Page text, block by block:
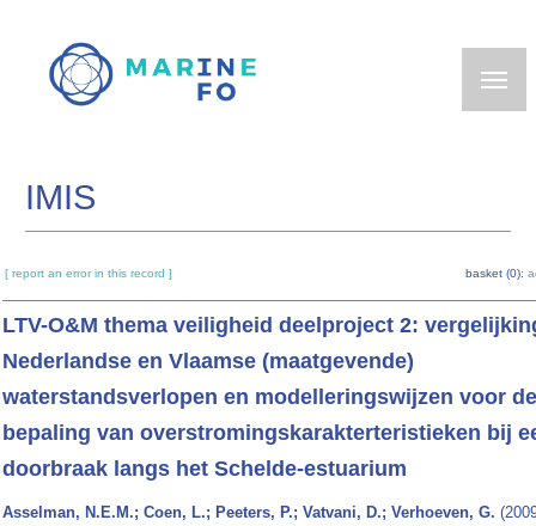
main
IMIS
[ report an error in this record ] basket (0):
LTV-O&M thema veiligheid deelproject 2:
Nederlandse en Vlaamse (maatgevende)
waterstandsverlopen en modelleringswijzen voor de
bepaling van overstromingskarakterteristieken bij
doorbraak langs het Schelde-estuarium
Asselman, N.E.M.; Coen, L.; Peeters, P.; Vatvani, D.; Verhoeven, G.